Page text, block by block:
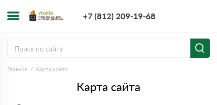
+7 (812) 209-19-68
Главная Карта сайта
Карта сайта